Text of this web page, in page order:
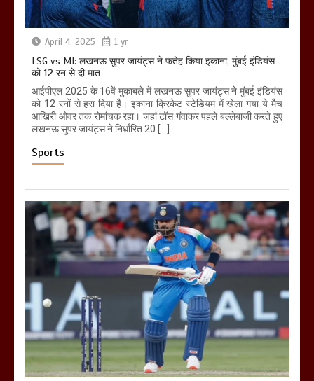
April 4, 2025 1 yr
LSG vs MI: लखनऊ सुपर जायंट्स ने फतेह किया इकाना, मुंबई इंडियंस
को 12 रन से दी मात
आईपीएल 2025 के 16वें मुकाबले में लखनऊ सुपर जायंट्स ने मुंबई इंडियंस
को 12 रनों से हरा दिया है। इकाना क्रिकेट स्टेडियम में खेला गया ये मैच
आखिरी ओवर तक रोमांचक रहा। जहां टॉस गंवाकर पहले बल्लेबाजी करते हुए
लखनऊ सुपर जायंट्स ने निर्धारित 20 […]
Sports